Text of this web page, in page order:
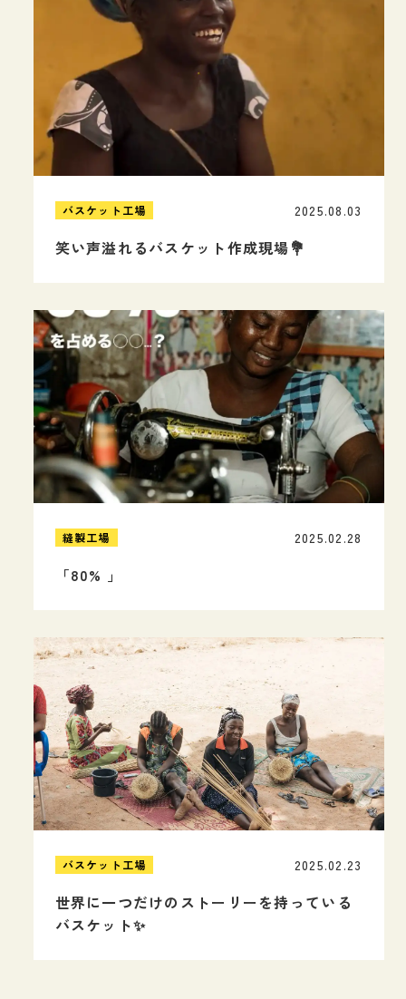
バスケット工場
笑い声溢れるバスケット作成現場💐
2025.08.03
縫製工場
「80% 」
2025.02.28
バスケット工場
世界に一つだけのストーリーを持っている
バスケット✨
2025.02.23